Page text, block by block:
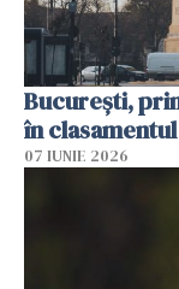
București,
în
07 IUNIE 2026